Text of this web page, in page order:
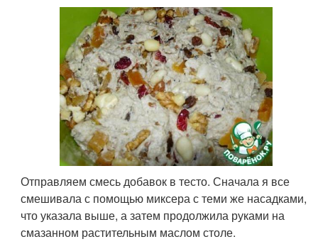
Отправляем смесь добавок в тесто. Сначала я все
смешивала с помощью миксера с теми же насадками,
что указала выше, а затем продолжила руками на
смазанном растительным маслом столе.